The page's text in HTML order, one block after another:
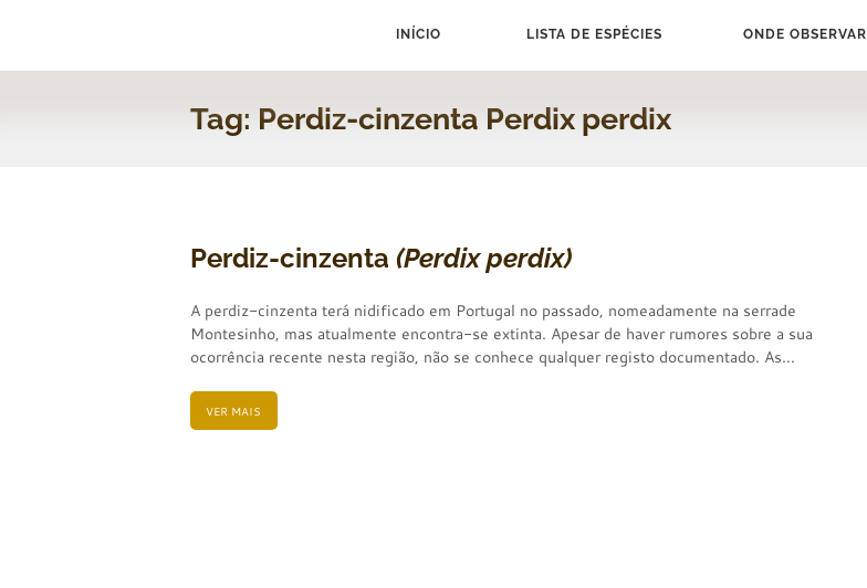
INÍCIO LISTA DE ESPÉCIES ONDE OBSERVAR
Tag: Perdiz-cinzenta Perdix perdix
Perdiz-cinzenta (Perdix perdix)
A perdiz-cinzenta terá nidificado em Portugal no passado, nomeadamente na serrade
Montesinho, mas atualmente encontra-se extinta. Apesar de haver rumores sobre a sua
ocorrência recente nesta região, não se conhece qualquer registo documentado. As...
VER MAIS